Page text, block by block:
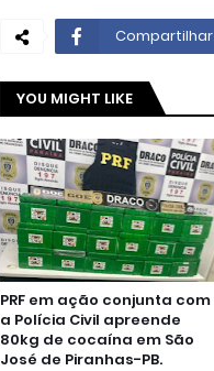
Compartilhar
YOU MIGHT LIKE
PRF em ação conjunta com
a Polícia Civil apreende
80kg de cocaína em São
José de Piranhas-PB.